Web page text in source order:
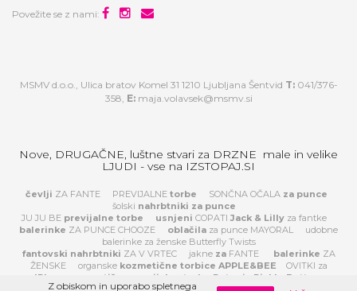
Povežite se z nami:
MSMV d.o.o., Ulica bratov Komel 31 1210 Ljubljana Šentvid T:041/376-
358, E: maja.volavsek@msmv.si
Nove, DRUGAČNE, luštne stvari za DRZNE male in velike
LJUDI - vse na IZSTOPAJ.SI
čevlji ZA FANTE PREVIJALNE torbe SONČNA OČALA za punce
šolski nahrbtniki za punce
JU JU BE previjalne torbe usnjeni COPATI Jack & Lillyza fantke
balerinke ZA PUNCE CHOOZE oblačila za punce MAYORAL
udobne
balerinke za ženske Butterfly Twists
fantovski nahrbtniki ZA V VRTEC jaknezaFANTE balerinke ZA
ŽENSKE
organske kozmetične torbice APPLE&BEE
OVITKI za
IPhone
prestižne previjalne torbe Petunia Pickle Bottom
Z obiskom in uporabo spletnega